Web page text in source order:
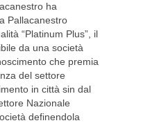
ha
Pallacanestro
“Platinum Plus”, il
da una società
che premia
del settore
in città sin dal
Nazionale
definendola